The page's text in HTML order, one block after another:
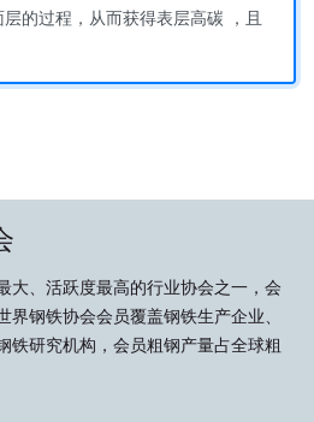
的过程，从而获得表层高碳 ，且
大、活跃度最高的行业协会之一，会
钢铁协会会员覆盖钢铁生产企业、
铁研究机构，会员粗钢产量占全球粗